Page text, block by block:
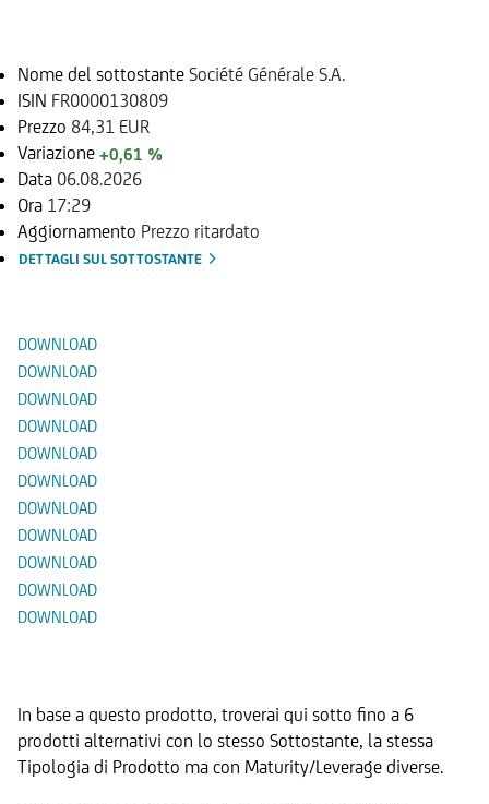
Nome del sottostante Société Générale S.A.
ISIN FR0000130809
Prezzo 84,31 EUR
Variazione +0,61 %
Data 06.08.2026
Ora 17:29
Aggiornamento Prezzo ritardato
DETTAGLI SUL SOTTOSTANTE
DOWNLOAD
DOWNLOAD
DOWNLOAD
DOWNLOAD
DOWNLOAD
DOWNLOAD
DOWNLOAD
DOWNLOAD
DOWNLOAD
DOWNLOAD
DOWNLOAD
In base a questo prodotto, troverai qui sotto fino a 6
prodotti alternativi con lo stesso Sottostante, la stessa
Tipologia di Prodotto ma con Maturity/Leverage diverse.